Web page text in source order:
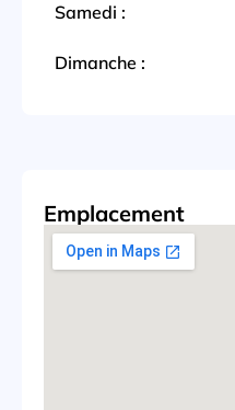
Samedi :
Dimanche :
Emplacement